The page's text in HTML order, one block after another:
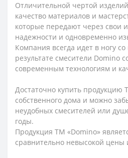
Отличительной чертой
качество материалов и
которые передают через свои
надежности и одновременно
Компания всегда идет в ногу
результате смесители Domino
современным технологиям и
Достаточно купить продукцию
собственного дома и можно
неудобных смесителей или
годы.
Продукция ТМ «Domino»
сравнительно невысокой цены